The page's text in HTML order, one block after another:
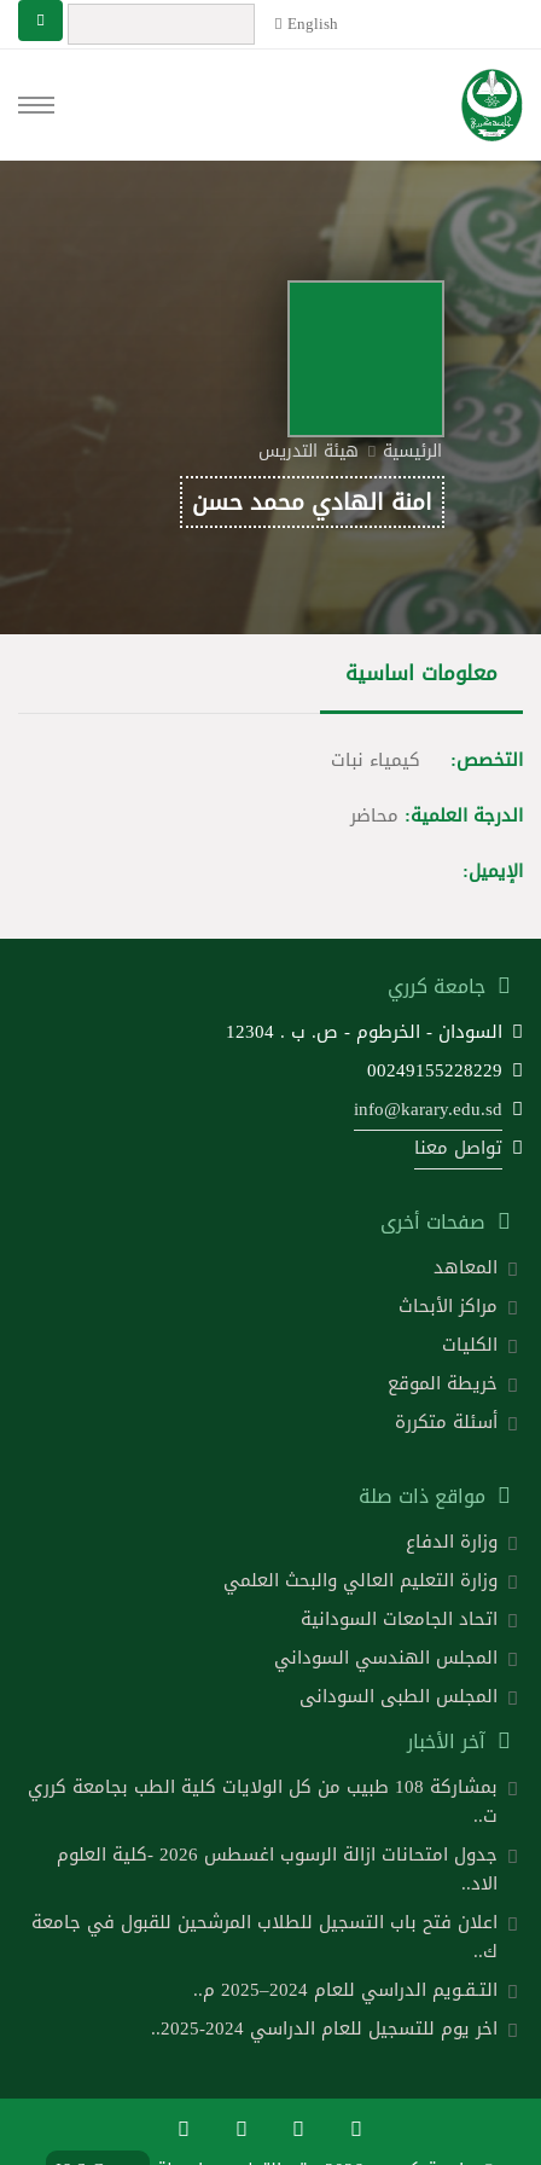
English
الرئيسية هيئة التدريس
امنة الهادي محمد حسن
معلومات اساسية
التخصص:
كيمياء نبات
الدرجة العلمية: محاضر
الإيميل:
جامعة كرري
السودان - الخرطوم - ص. ب . 12304
00249155228229
info@karary.edu.sd
تواصل معنا
صفحات أخرى
المعاهد
مراكز الأبحاث
الكليات
خريطة الموقع
أسئلة متكررة
مواقع ذات صلة
وزارة الدفاع
وزارة التعليم العالي والبحث العلمي
اتحاد الجامعات السودانية
المجلس الهندسي السوداني
المجلس الطبى السودانى
آخر الأخبار
بمشاركة 108 طبيب من كل الولايات كلية الطب بجامعة كرري
ت..
جدول امتحانات ازالة الرسوب اغسطس 2026 -كلية العلوم
الاد..
اعلان فتح باب التسجيل للطلاب المرشحين للقبول في جامعة
ك..
التـقـويم الدراسي للعام 2024–2025 م..
اخر يوم للتسجيل للعام الدراسي 2024-2025..